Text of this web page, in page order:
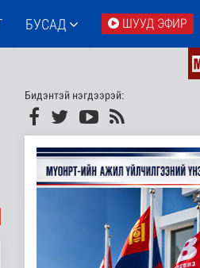
БУСАД ШУУД ЭФИР
Бидэнтэй нэгдээрэй: